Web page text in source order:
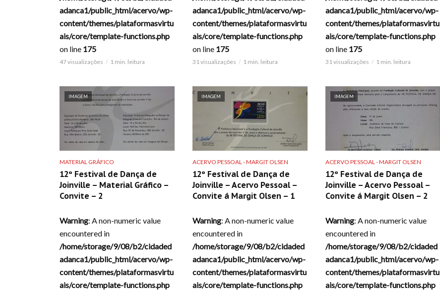
adanca1/public_html/acervo/wp-
content/themes/plataformasvirtu
ais/core/template-functions.php
on line 175
47 visualizações 1 min. leitura
adanca1/public_html/acervo/wp-
content/themes/plataformasvirtu
ais/core/template-functions.php
on line 175
31 visualizações 1 min. leitura
adanca1/public_html/acervo/wp-
content/themes/plataformasvirtu
ais/core/template-functions.php
on line 175
31 visualizações 1 min. leitura
IMAGEM
MATERIAL GRÁFICO
12º Festival de Dança de
Joinville – Material Gráfico –
Convite – 2
Warning: A non-numeric value
encountered in
/home/storage/9/08/b2/cidaded
adanca1/public_html/acervo/wp-
content/themes/plataformasvirtu
ais/core/template-functions.php
IMAGEM
ACERVO PESSOAL - MARGIT OLSEN
12º Festival de Dança de
Joinville – Acervo Pessoal –
Convite á Margit Olsen – 1
Warning: A non-numeric value
encountered in
/home/storage/9/08/b2/cidaded
adanca1/public_html/acervo/wp-
content/themes/plataformasvirtu
ais/core/template-functions.php
IMAGEM
ACERVO PESSOAL - MARGIT OLSEN
12º Festival de Dança de
Joinville – Acervo Pessoal –
Convite á Margit Olsen – 2
Warning: A non-numeric value
encountered in
/home/storage/9/08/b2/cidaded
adanca1/public_html/acervo/wp-
content/themes/plataformasvirtu
ais/core/template-functions.php